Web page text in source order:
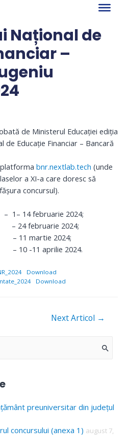
Național de
–
de Ministerul Educației ediția
de Educație Financiar – Bancară
bnr.nextlab.tech (unde
a XI-a care doresc să
concursul).
1– 14 februarie 2024;
2024;
martie 2024;
aprilie 2024.
Download
Download
Next Articol →
preuniversitar din județul
concursului (anexa 1) august 7,